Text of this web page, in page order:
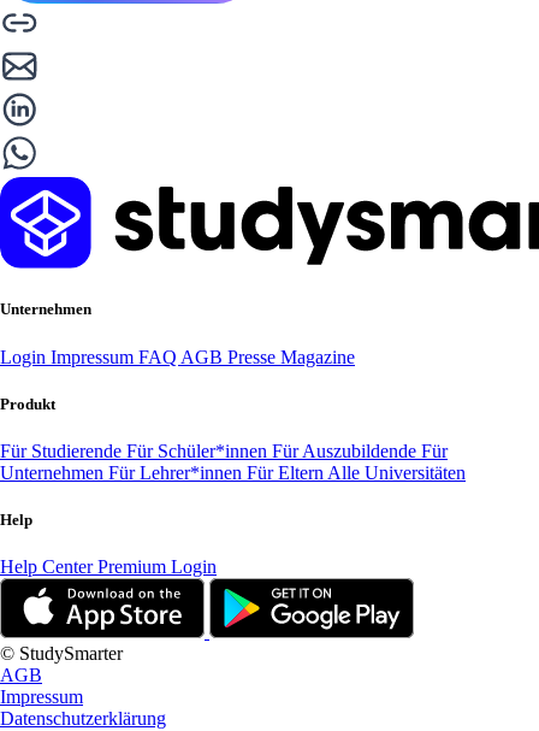
Unternehmen
Login Impressum FAQ AGB Presse Magazine
Produkt
Für Studierende Für Schüler*innen Für Auszubildende Für
Unternehmen Für Lehrer*innen Für Eltern Alle Universitäten
Help
Help CenterPremium Login
© StudySmarter
AGB
Impressum
Datenschutzerklärung